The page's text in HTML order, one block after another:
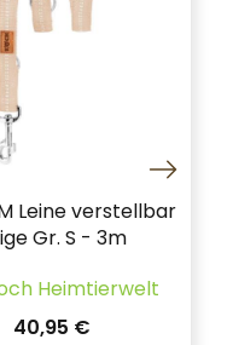
Leine verstellbar
Gr. S - 3m
Heimtierwelt
40,95 €